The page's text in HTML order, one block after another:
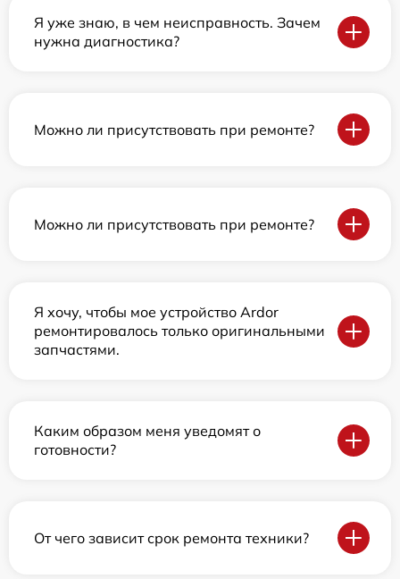
Я уже знаю, в чем неисправность. Зачем
нужна диагностика?
Можно ли присутствовать при ремонте?
Можно ли присутствовать при ремонте?
Я хочу, чтобы мое устройство Ardor
ремонтировалось только оригинальными
запчастями.
Каким образом меня уведомят о
готовности?
От чего зависит срок ремонта техники?